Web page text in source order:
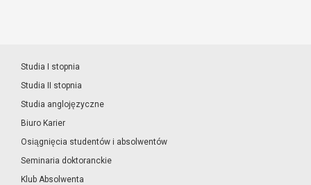
Studia I stopnia
Studia II stopnia
Studia anglojęzyczne
Biuro Karier
Osiągnięcia studentów i absolwentów
Seminaria doktoranckie
Klub Absolwenta